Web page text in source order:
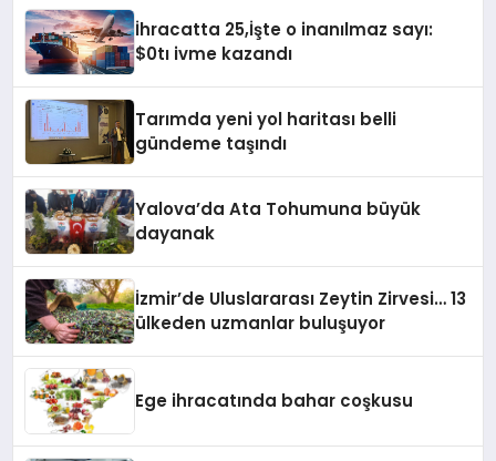
İhracatta 25,İşte o inanılmaz sayı:
$0tı ivme kazandı
Tarımda yeni yol haritası belli
gündeme taşındı
Yalova’da Ata Tohumuna büyük
dayanak
İzmir’de Uluslararası Zeytin Zirvesi… 13
ülkeden uzmanlar buluşuyor
Ege ihracatında bahar coşkusu